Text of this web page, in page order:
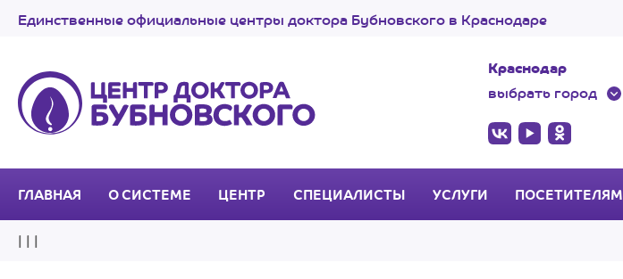
Единственные официальные центры доктора Бубновского в Краснодаре
Краснодар
выбрать город
ГЛАВНАЯ О СИСТЕМЕ ЦЕНТР СПЕЦИАЛИСТЫ УСЛУГИ ПОСЕТИТЕЛЯМ
| | |